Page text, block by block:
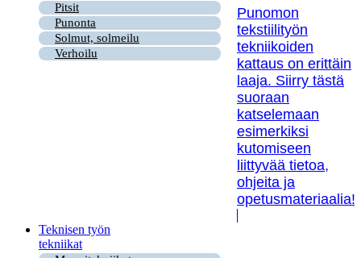
Pitsit
Punonta
Solmut, solmeilu
Verhoilu
Punomon
tekstiilityön
tekniikoiden
kattaus on erittäin
laaja. Siirry tästä
suoraan
katselemaan
esimerkiksi
kutomiseen
liittyvää tietoa,
ohjeita ja
opetusmateriaalia!
Teknisen työn
tekniikat